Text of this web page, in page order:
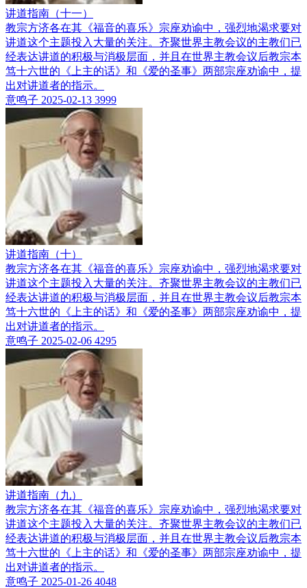
讲道指南（十一）
教宗方济各在其《福音的喜乐》宗座劝谕中，强烈地渴求要对
讲道这个主题投入大量的关注。齐聚世界主教会议的主教们已
经表达讲道的积极与消极层面，并且在世界主教会议后教宗本
笃十六世的《上主的话》和《爱的圣事》两部宗座劝谕中，提
出对讲道者的指示。
意鸣子 2025-02-13 3999
讲道指南（十）
教宗方济各在其《福音的喜乐》宗座劝谕中，强烈地渴求要对
讲道这个主题投入大量的关注。齐聚世界主教会议的主教们已
经表达讲道的积极与消极层面，并且在世界主教会议后教宗本
笃十六世的《上主的话》和《爱的圣事》两部宗座劝谕中，提
出对讲道者的指示。
意鸣子 2025-02-06 4295
讲道指南（九）
教宗方济各在其《福音的喜乐》宗座劝谕中，强烈地渴求要对
讲道这个主题投入大量的关注。齐聚世界主教会议的主教们已
经表达讲道的积极与消极层面，并且在世界主教会议后教宗本
笃十六世的《上主的话》和《爱的圣事》两部宗座劝谕中，提
出对讲道者的指示。
意鸣子 2025-01-26 4048